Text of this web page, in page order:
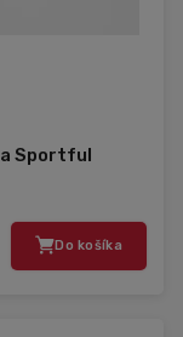
Sportful
Do košíka